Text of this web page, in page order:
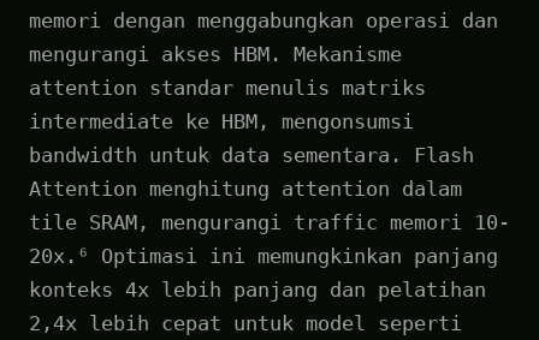
memori dengan menggabungkan operasi dan
mengurangi akses HBM. Mekanisme
attention standar menulis matriks
intermediate ke HBM, mengonsumsi
bandwidth untuk data sementara. Flash
Attention menghitung attention dalam
tile SRAM, mengurangi traffic memori 10-
20x.⁶ Optimasi ini memungkinkan panjang
konteks 4x lebih panjang dan pelatihan
2,4x lebih cepat untuk model seperti